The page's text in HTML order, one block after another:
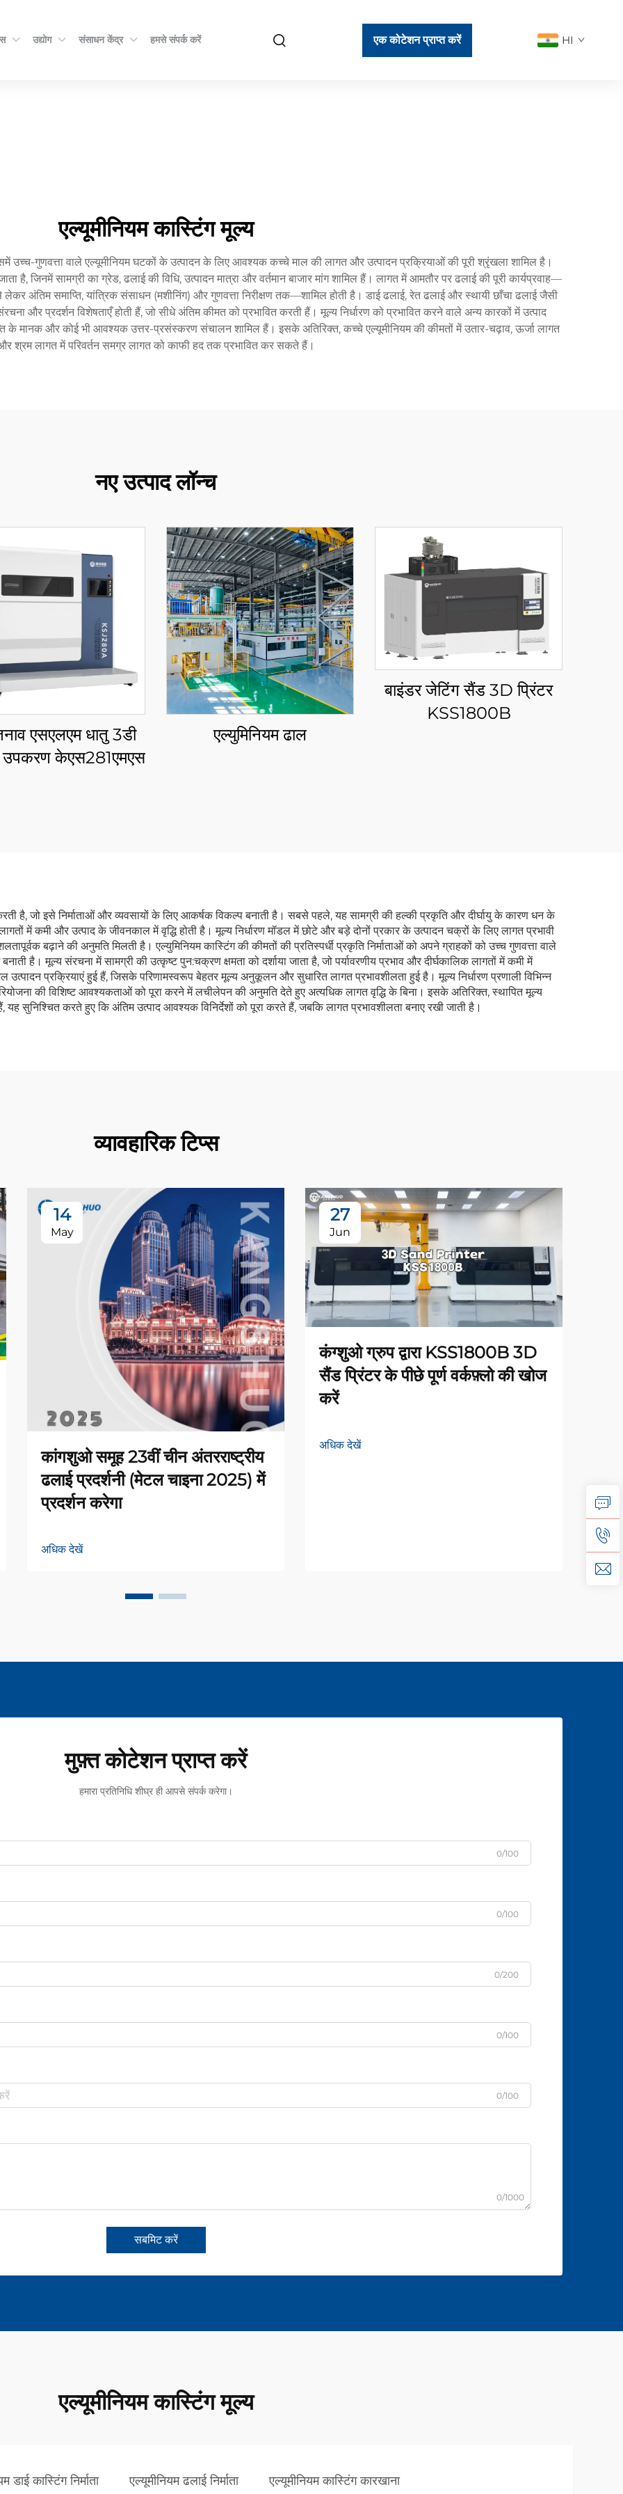
उद्योग संसाधन केंद्र हमसे संपर्क करें एक कोटेशन प्राप्त करें HI
एल्यूमीनियम कास्टिंग मूल्य
उच्च-गुणवत्ता वाले एल्यूमीनियम घटकों के उत्पादन के लिए आवश्यक कच्चे माल की लागत और उत्पादन प्रक्रियाओं की पूरी श्रृंखला शामिल है।
है, जिनमें सामग्री का ग्रेड, ढलाई की विधि, उत्पादन मात्रा और वर्तमान बाजार मांग शामिल हैं। लागत में आमतौर पर ढलाई की पूरी कार्यप्रवाह—
अंतिम समाप्ति, यांत्रिक संसाधन (मशीनिंग) और गुणवत्ता निरीक्षण तक—शामिल होती है। डाई ढलाई, रेत ढलाई और स्थायी छाँचा ढलाई जैसी
और प्रदर्शन विशेषताएँ होती हैं, जो सीधे अंतिम कीमत को प्रभावित करती हैं। मूल्य निर्धारण को प्रभावित करने वाले अन्य कारकों में उत्पाद
के मानक और कोई भी आवश्यक उत्तर-प्रसंस्करण संचालन शामिल हैं। इसके अतिरिक्त, कच्चे एल्यूमीनियम की कीमतों में उतार-चढ़ाव, ऊर्जा लागत
श्रम लागत में परिवर्तन समग्र लागत को काफी हद तक प्रभावित कर सकते हैं।
नए उत्पाद लॉन्च
एसएलएम धातु 3डी
उपकरण केएस281एमएस
एल्युमिनियम ढाल
बाइंडर जेटिंग सैंड 3D प्रिंटर
KSS1800B
है, जो इसे निर्माताओं और व्यवसायों के लिए आकर्षक विकल्प बनाती है। सबसे पहले, यह सामग्री की हल्की प्रकृति और दीर्घायु के कारण धन के
में कमी और उत्पाद के जीवनकाल में वृद्धि होती है। मूल्य निर्धारण मॉडल में छोटे और बड़े दोनों प्रकार के उत्पादन चक्रों के लिए लागत प्रभावी
बढ़ाने की अनुमति मिलती है। एल्युमिनियम कास्टिंग की कीमतों की प्रतिस्पर्धी प्रकृति निर्माताओं को अपने ग्राहकों को उच्च गुणवत्ता वाले
है। मूल्य संरचना में सामग्री की उत्कृष्ट पुन:चक्रण क्षमता को दर्शाया जाता है, जो पर्यावरणीय प्रभाव और दीर्घकालिक लागतों में कमी में
प्रक्रियाएं हुई हैं, जिसके परिणामस्वरूप बेहतर मूल्य अनुकूलन और सुधारित लागत प्रभावशीलता हुई है। मूल्य निर्धारण प्रणाली विभिन्न
की विशिष्ट आवश्यकताओं को पूरा करने में लचीलेपन की अनुमति देते हुए अत्यधिक लागत वृद्धि के बिना। इसके अतिरिक्त, स्थापित मूल्य
यह सुनिश्चित करते हुए कि अंतिम उत्पाद आवश्यक विनिर्देशों को पूरा करते हैं, जबकि लागत प्रभावशीलता बनाए रखी जाती है।
व्यावहारिक टिप्स
14
May
कांगशुओ समूह 23वीं चीन अंतरराष्ट्रीय
ढलाई प्रदर्शनी (मेटल चाइना 2025) में
प्रदर्शन करेगा
अधिक देखें
27
Jun
कंग्शुओ ग्रुप द्वारा KSS1800B 3D
सैंड प्रिंटर के पीछे पूर्ण वर्कफ़्लो की खोज
करें
अधिक देखें
मुफ़्त कोटेशन प्राप्त करें
हमारा प्रतिनिधि शीघ्र ही आपसे संपर्क करेगा।
0/100
0/100
0/200
0/100
0/100
0/1000
सबमिट करें
एल्यूमीनियम कास्टिंग मूल्य
डाई कास्टिंग निर्माता एल्यूमीनियम ढलाई निर्माता एल्यूमीनियम कास्टिंग कारखाना